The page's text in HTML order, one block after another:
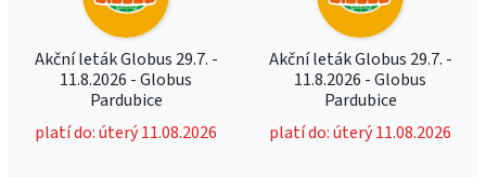
Akční leták Globus 29.7. -
11.8.2026 - Globus
Pardubice
platí do: úterý 11.08.2026
Akční leták Globus 29.7. -
11.8.2026 - Globus
Pardubice
platí do: úterý 11.08.2026